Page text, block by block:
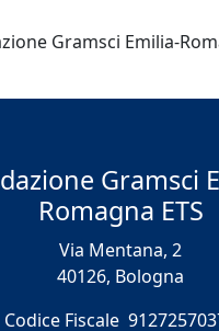
Gramsci Emilia-
Gramsci
Romagna ETS
Via Mentana, 2
40126, Bologna
Codice Fiscale